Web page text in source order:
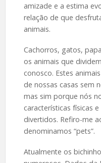
amizade e a estima
relação de que
animais.
Cachorros, gatos,
os animais que
conosco. Estes
de nossas casas sem
mas sim porque nós
características físicas
divertidos. Refiro-me
denominamos “pets”.
Atualmente os